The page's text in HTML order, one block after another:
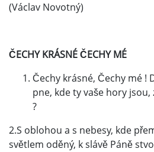
(Václav Novotný)
ČECHY KRÁSNÉ ČECHY MÉ
Čechy krásné, Čechy mé !
pne, kde ty vaše hory
?
2.S oblohou a s nebesy, kde
světlem oděný, k slávě Páně